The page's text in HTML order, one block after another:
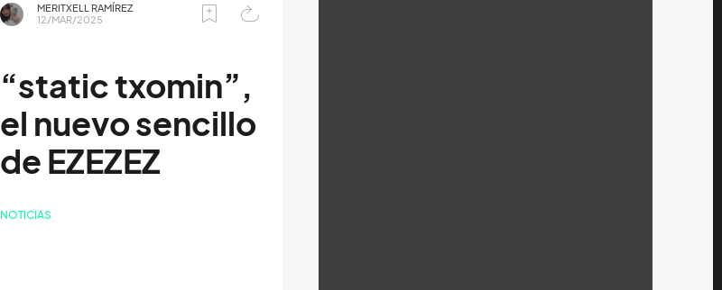
MERITXELL RAMÍREZ
12/MAR/2025
“static txomin”,
el nuevo sencillo
de EZEZEZ
NOTICIAS